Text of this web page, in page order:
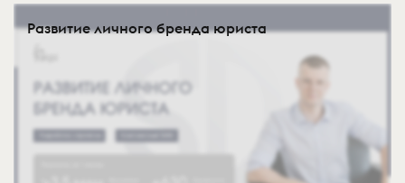
Развитие личного бренда юриста